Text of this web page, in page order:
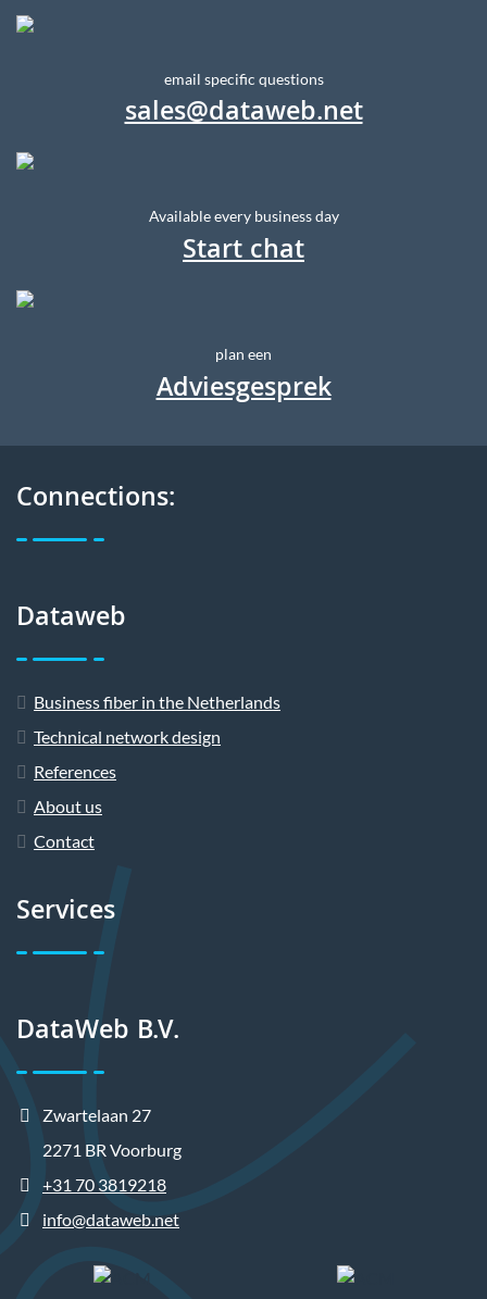
email specific questions
sales@dataweb.net
Available every business day
Start chat
plan een
Adviesgesprek
Connections:
Dataweb
Business fiber in the Netherlands
Technical network design
References
About us
Contact
Services
DataWeb B.V.
Zwartelaan 27
2271 BR Voorburg
+31 70 3819218
info@dataweb.net